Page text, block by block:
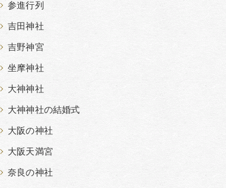
参進行列
吉田神社
吉野神宮
坐摩神社
大神神社
大神神社の結婚式
大阪の神社
大阪天満宮
奈良の神社